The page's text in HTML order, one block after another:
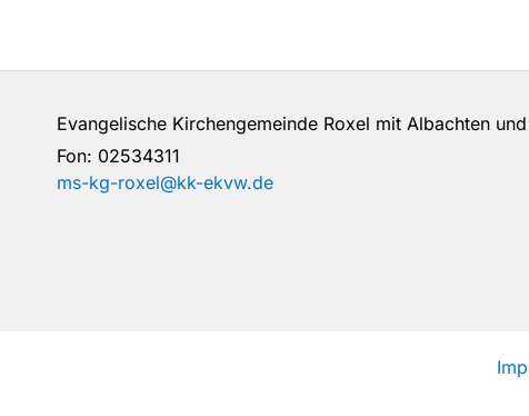
Evangelische Kirchengemeinde Roxel mit Albachten
Fon: 02534311
ms-kg-roxel@kk-ekvw.de